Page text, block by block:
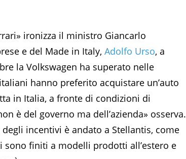
ironizza il ministro Giancarlo
e del Made in Italy, Adolfo Urso, a
la Volkswagen ha superato nelle
hanno preferito acquistare un’auto
in Italia, a fronte di condizioni di
è del governo ma dell’azienda» osserva.
incentivi è andato a Stellantis, come
sono finiti a modelli prodotti all’estero e